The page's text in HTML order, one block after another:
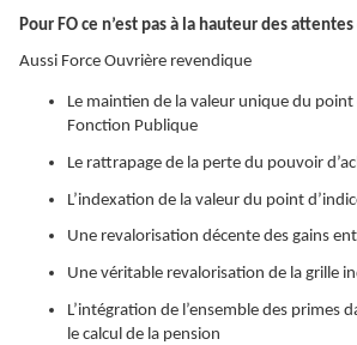
Pour FO ce n’est pas à la hauteur des
Aussi Force Ouvrière revendique
Le maintien de la valeur unique du
Fonction Publique
Le rattrapage de la perte du pouvoir
L’indexation de la valeur du point
Une revalorisation décente des gains
Une véritable revalorisation de la grille
L’intégration de l’ensemble des primes
le calcul de la pension